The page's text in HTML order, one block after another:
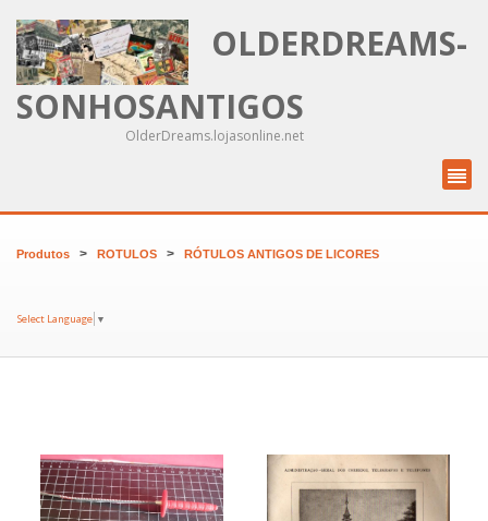
OLDERDREAMS-
SONHOSANTIGOS
OlderDreams.lojasonline.net
Produtos > ROTULOS > RÓTULOS ANTIGOS DE LICORES
Select Language ▼